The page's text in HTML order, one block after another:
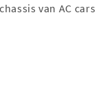
van AC cars